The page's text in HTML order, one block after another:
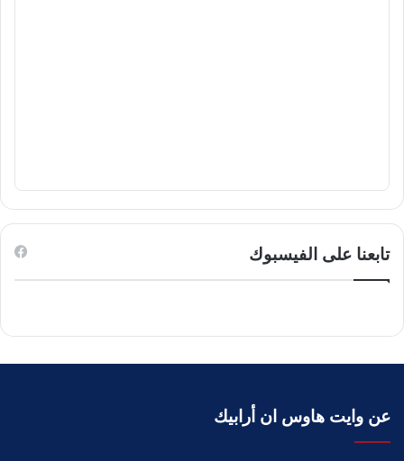
تابعنا على الفيسبوك
عن وايت هاوس ان أرابيك